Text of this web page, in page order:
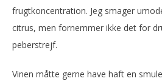
frugtkoncentration. Jeg smager
citrus, men fornemmer ikke det for
peberstrejf.
Vinen måtte gerne have haft en